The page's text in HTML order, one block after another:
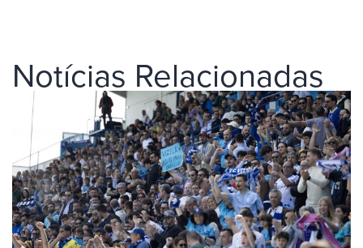
Notícias Relacionadas